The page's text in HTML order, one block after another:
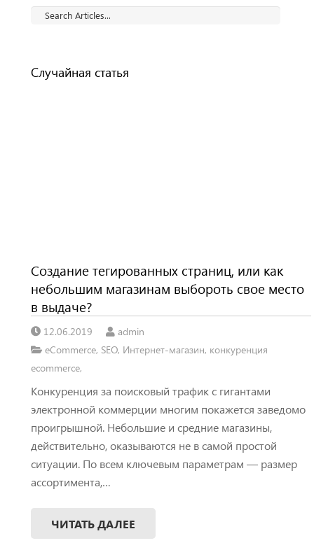
Случайная статья
Создание тегированных страниц, или как
небольшим магазинам выбороть свое место
в выдаче?
12.06.2019
admin
eCommerce, SEO, Интернет-магазин, конкуренция
ecommerce,
Конкуренция за поисковый трафик с гигантами
электронной коммерции многим покажется заведомо
проигрышной. Небольшие и средние магазины,
действительно, оказываются не в самой простой
ситуации. По всем ключевым параметрам — размер
ассортимента,…
ЧИТАТЬ ДАЛЕЕ